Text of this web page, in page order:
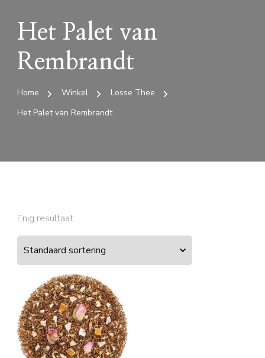
Het Palet van
Rembrandt
Home Winkel
Losse Thee
Het Palet van Rembrandt
Enig resultaat